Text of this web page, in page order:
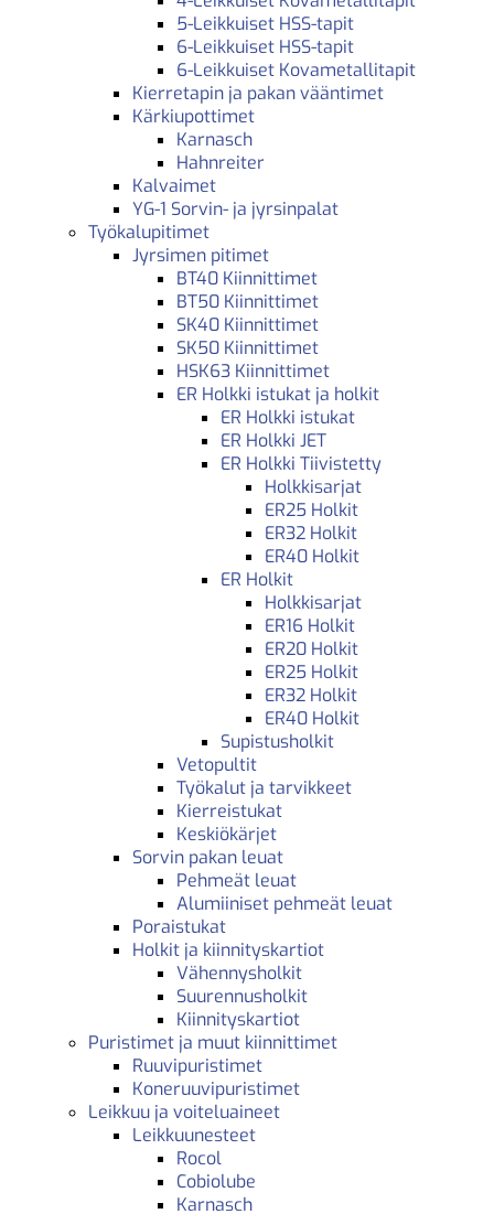
5-Leikkuiset HSS-tapit
6-Leikkuiset HSS-tapit
6-Leikkuiset Kovametallitapit
Kierretapin ja pakan vääntimet
Kärkiupottimet
Karnasch
Hahnreiter
Kalvaimet
YG-1 Sorvin- ja jyrsinpalat
Työkalupitimet
Jyrsimen pitimet
BT40 Kiinnittimet
BT50 Kiinnittimet
SK40 Kiinnittimet
SK50 Kiinnittimet
HSK63 Kiinnittimet
ER Holkki istukat ja holkit
ER Holkki istukat
ER Holkki JET
ER Holkki Tiivistetty
Holkkisarjat
ER25 Holkit
ER32 Holkit
ER40 Holkit
ER Holkit
Holkkisarjat
ER16 Holkit
ER20 Holkit
ER25 Holkit
ER32 Holkit
ER40 Holkit
Supistusholkit
Vetopultit
Työkalut ja tarvikkeet
Kierreistukat
Keskiökärjet
Sorvin pakan leuat
Pehmeät leuat
Alumiiniset pehmeät leuat
Poraistukat
Holkit ja kiinnityskartiot
Vähennysholkit
Suurennusholkit
Kiinnityskartiot
Puristimet ja muut kiinnittimet
Ruuvipuristimet
Koneruuvipuristimet
Leikkuu ja voiteluaineet
Leikkuunesteet
Rocol
Cobiolube
Karnasch